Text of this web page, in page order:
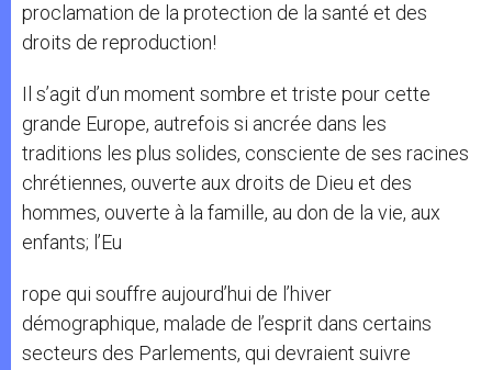
proclamation de la protection de la santé et des
droits de reproduction!
Il s’agit d’un moment sombre et triste pour cette
grande Europe, autrefois si ancrée dans les
traditions les plus solides, consciente de ses racines
chrétiennes, ouverte aux droits de Dieu et des
hommes, ouverte à la famille, au don de la vie, aux
enfants; l’Eu
rope qui souffre aujourd’hui de l’hiver
démographique, malade de l’esprit dans certains
secteurs des Parlements, qui devraient suivre